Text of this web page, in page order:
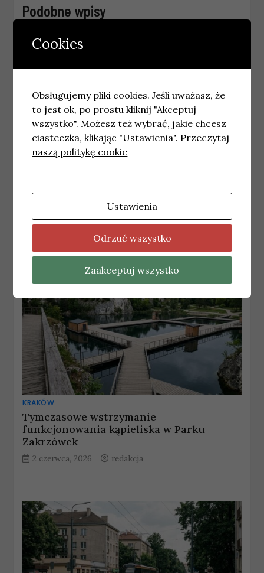
Podobne wpisy
(aktualizacja)
KRAKÓW
Tymczasowe wstrzymanie
funkcjonowania kąpieliska w Parku
Zakrzówek
2 czerwca, 2026 redakcja
Cookies
Obsługujemy pliki cookies. Jeśli uważasz, że
to jest ok, po prostu kliknij "Akceptuj
wszystko". Możesz też wybrać, jakie chcesz
ciasteczka, klikając "Ustawienia". Przeczytaj
naszą politykę cookie
Ustawienia
Odrzuć wszystko
Zaakceptuj wszystko